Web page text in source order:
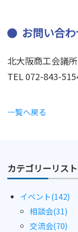
お問い合
北大阪商工会議所
TEL 072-843-
一覧へ戻る
カテゴリーリスト
イベント(142)
相談会(31)
交流会(70)